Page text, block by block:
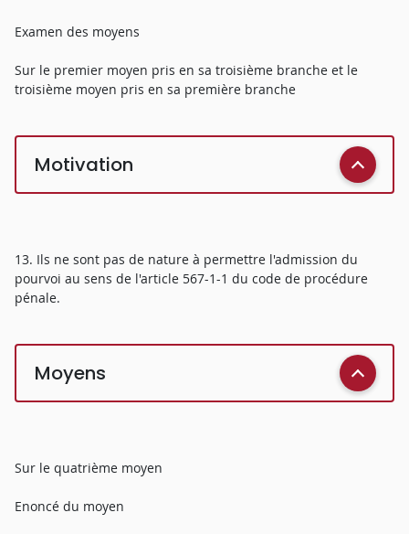
Examen des moyens
Sur le premier moyen pris en sa troisième branche et le
troisième moyen pris en sa première branche
Motivation
13. Ils ne sont pas de nature à permettre l'admission du
pourvoi au sens de l'article 567-1-1 du code de procédure
pénale.
Moyens
Sur le quatrième moyen
Enoncé du moyen